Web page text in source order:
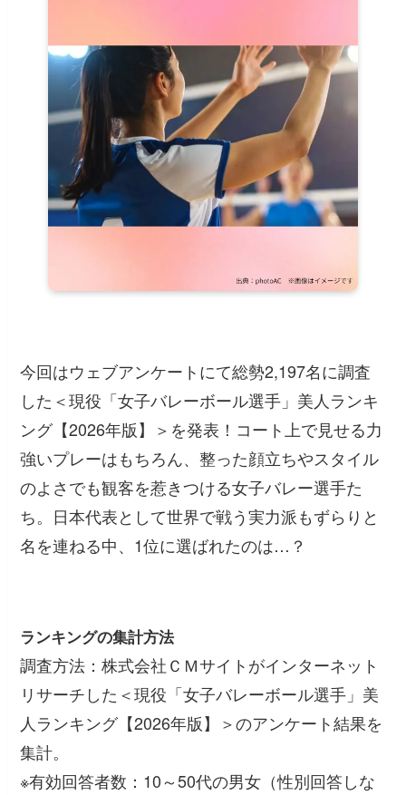
今回はウェブアンケートにて総勢2,197名に調査
した＜現役「女子バレーボール選手」美人ランキ
ング【2026年版】＞を発表！コート上で見せる力
強いプレーはもちろん、整った顔立ちやスタイル
のよさでも観客を惹きつける女子バレー選手た
ち。日本代表として世界で戦う実力派もずらりと
名を連ねる中、1位に選ばれたのは…？
ランキングの集計方法
調査方法：株式会社ＣＭサイトがインターネット
リサーチした＜現役「女子バレーボール選手」美
人ランキング【2026年版】＞のアンケート結果を
集計。
※有効回答者数：10～50代の男女（性別回答しな